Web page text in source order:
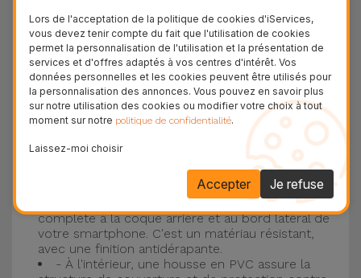
Protection à 3 couches avec coques en
silicone
Nos coques en silicone pour iPhone ont une
construction robuste et de qualité, avec une
construction à trois couches, pour éviter au
maximum les accidents et les casses !
- Une première couche de silicone liquide
donne de la couleur et une couverture
complète à la coque arrière et au bord latéral de
votre smartphone. C'est un matériau résistant,
avec une finition antidérapante.
- À l'intérieur, une housse en PVC assure la
Lors de l'acceptation de la politique de cookies d'iServices,
vous devez tenir compte du fait que l'utilisation de cookies
permet la personnalisation de l'utilisation et la présentation de
services et d'offres adaptés à vos centres d'intérêt. Vos
données personnelles et les cookies peuvent être utilisés pour
la personnalisation des annonces. Vous pouvez en savoir plus
sur notre utilisation des cookies ou modifier votre choix à tout
moment sur notre politique de confidentialité.
Laissez-moi choisir
Je refuse
Accepter